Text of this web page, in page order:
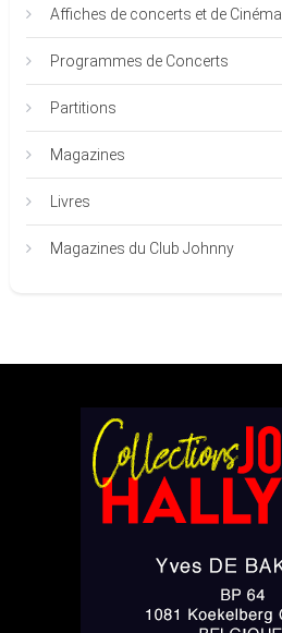
Affiches de concerts et de Cinéma
Programmes de Concerts
Partitions
Magazines
Livres
Magazines du Club Johnny